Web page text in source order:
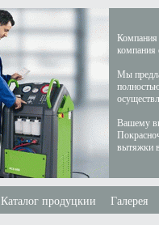
Компания
компания
Мы
Вашему
вытяжки
Каталог продуцкии Галерея